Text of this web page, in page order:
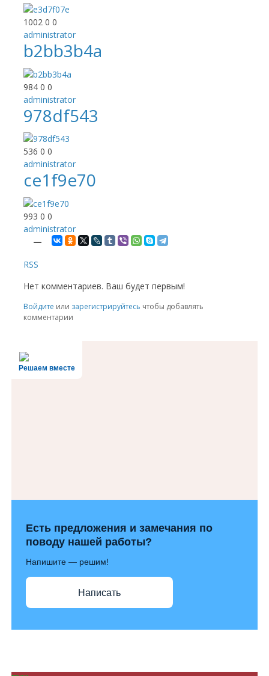
100200
administrator
b2bb3b4a
98400
administrator
978df543
53600
administrator
ce1f9e70
99300
administrator
—
RSS
Нет комментариев. Ваш будет первым!
Войдите или зарегистрируйтесь чтобы добавлять
комментарии
Решаем вместе
Есть предложения и замечания по
поводу нашей работы?
Напишите — решим!
Написать